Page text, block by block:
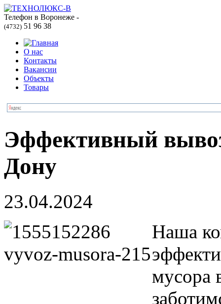
Телефон в Воронеже -
(4732) 51 96 38
О нас
Контакты
Вакансии
Объекты
Товары
Эффективный
Дону
23.04.2024
Наша
мусора